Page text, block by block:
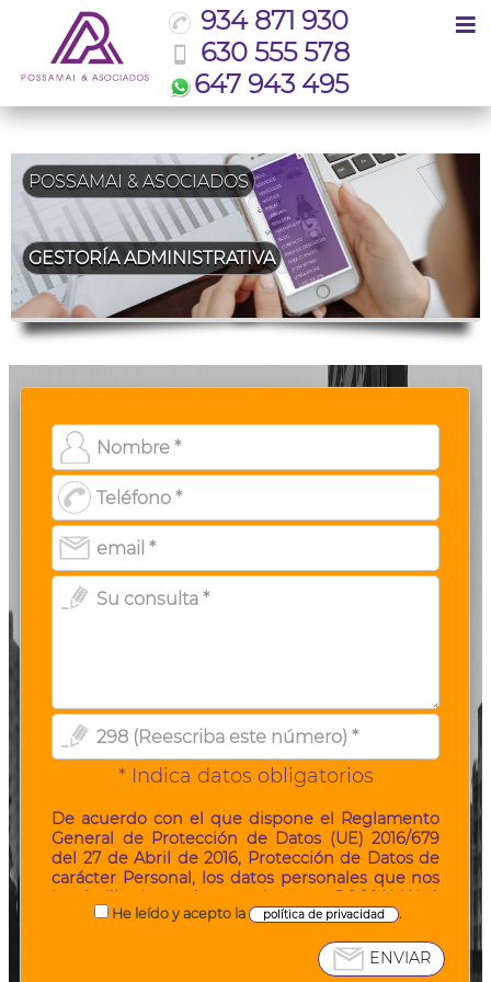
934 871 930
630 555 578
647 943 495
≡
* Indica datos obligatorios
De acuerdo con el que dispone el Reglamento
General de Protección de Datos (UE) 2016/679
del 27 de Abril de 2016, Protección de Datos de
carácter Personal, los datos personales que nos
ha facilitado serán tratados por POSSAMAI &
ASOCIADOS, con dirección , 08018 BARCELONA
(BARCELONA). Mediante el envio de sus datos,
usted otorga su consentimiento expreso a
POSSAMAI & ASOCIADOS, para que sean
He leído y acepto la política de privacidad .
ENVIAR